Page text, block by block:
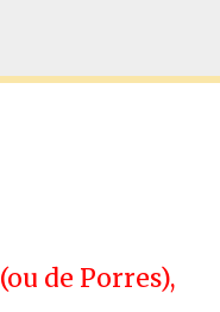
principal
de Porres),